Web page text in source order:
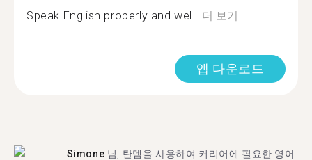
Speak English properly and wel...더 보기
앱 다운로드
Simone 님, 탄뎀을 사용하여 커리어에 필요한 영어